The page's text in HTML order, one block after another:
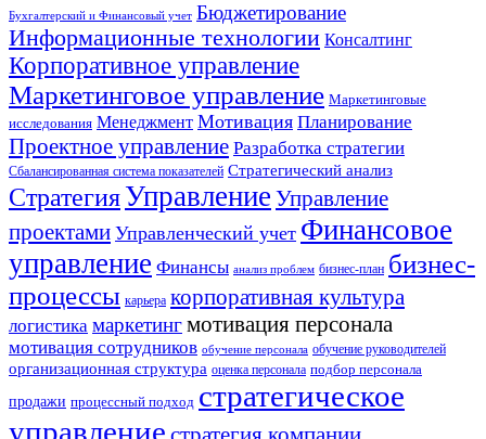
Бухгалтерский и Финансовый учет Бюджетирование
Информационные технологии Консалтинг
Корпоративное управление
Маркетинговое управление Маркетинговые
исследования Менеджмент Мотивация Планирование
Проектное управление Разработка стратегии
Сбалансированная система показателей Стратегический анализ
СтратегияУправление Управление
проектами Управленческий учет Финансовое
управление Финансы анализ проблем бизнес-план бизнес-
процессы карьера корпоративная культура
логистика маркетингмотивация персонала
мотивация сотрудников обучение персонала обучение руководителей
организационная структура оценка персонала подбор персонала
продажи процессный подход стратегическое
управление